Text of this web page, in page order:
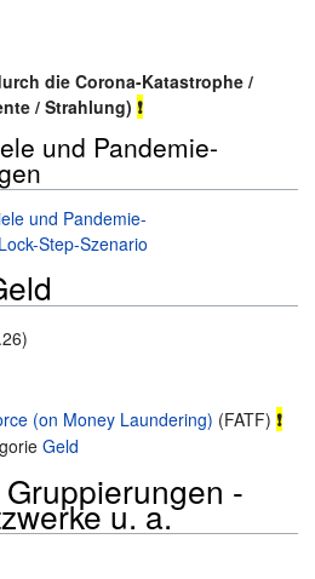
die Corona-Katastrophe /
/ Strahlung) ❗
und Pandemie-
und Pandemie-
Step-Szenario
(on Money Laundering) (FATF) ❗
Geld
-
u. a.